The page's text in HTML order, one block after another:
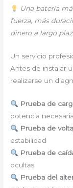
Una batería
fuerza, más
dinero a largo
Un servicio
Antes de instalar
realizarse un
Prueba de
potencia necesaria
Prueba de
estabilidad
Prueba de
ocultas
Prueba del